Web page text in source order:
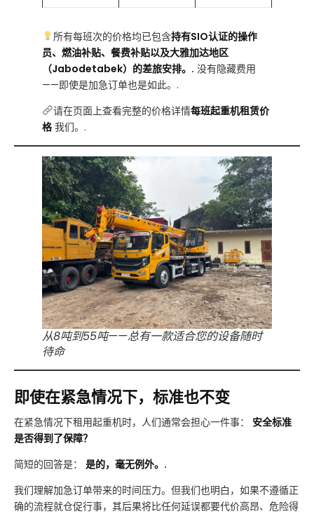
所有每班次的价格均已包含持有SIO认证的操作
员、燃油补贴、餐费补贴以及大雅加达地区
（Jabodetabek）的差旅安排。. 没有隐藏费用
——即使是加急订单也是如此。.
请在页面上查看完整的价格详情每班起重机租赁价
格我们。.
从8吨到55吨——总有一款适合您的设备随时
待命
即使在紧急情况下，标准也不变
在紧急情况下租用起重机时，人们通常会担心一件事： 安全标准
是否得到了保障？
简短的回答是： 是的，毫无例外。.
我们理解加急订单带来的时间压力。但我们也明白，如果不遵循正
确的流程就仓促行事，其后果将比任何延误都要代价高昂、危险得